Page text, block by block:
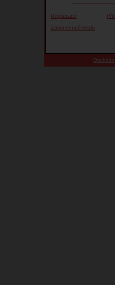
Registrace
Zapomenuté heslo